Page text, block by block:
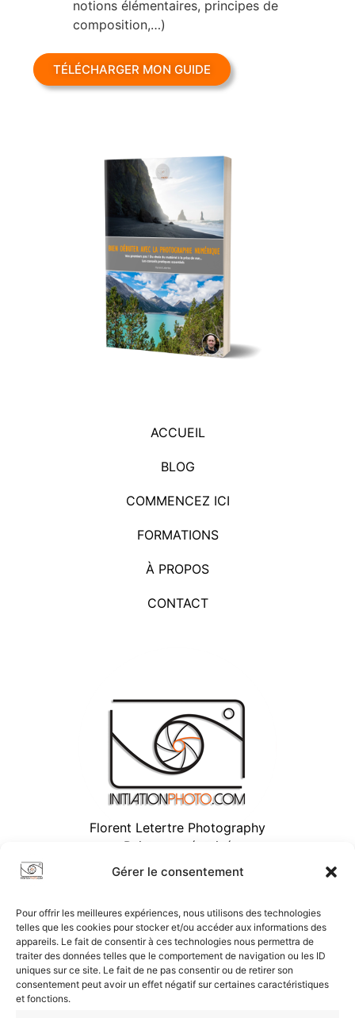
Gérer le consentement
Pour offrir les meilleures expériences, nous utilisons des technologies
telles que les cookies pour stocker et/ou accéder aux informations des
appareils. Le fait de consentir à ces technologies nous permettra de
traiter des données telles que le comportement de navigation ou les ID
uniques sur ce site. Le fait de ne pas consentir ou de retirer son
consentement peut avoir un effet négatif sur certaines caractéristiques
et fonctions.
notions élémentaires, principes de
composition,…)
TÉLÉCHARGER MON GUIDE
ACCUEIL
BLOG
COMMENCEZ ICI
FORMATIONS
À PROPOS
CONTACT
Florent Letertre Photography
Paiement sécurisé